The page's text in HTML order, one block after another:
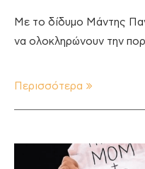
Με το δίδυμο Μάντης
να ολοκληρώνουν την
Περισσότερα